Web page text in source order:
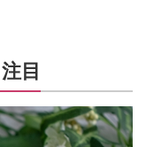
目